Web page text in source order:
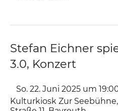
Stefan Eichner
3.0, Konzert
So. 22. Juni 2025 um
Kulturkiosk Zur Seebühne,